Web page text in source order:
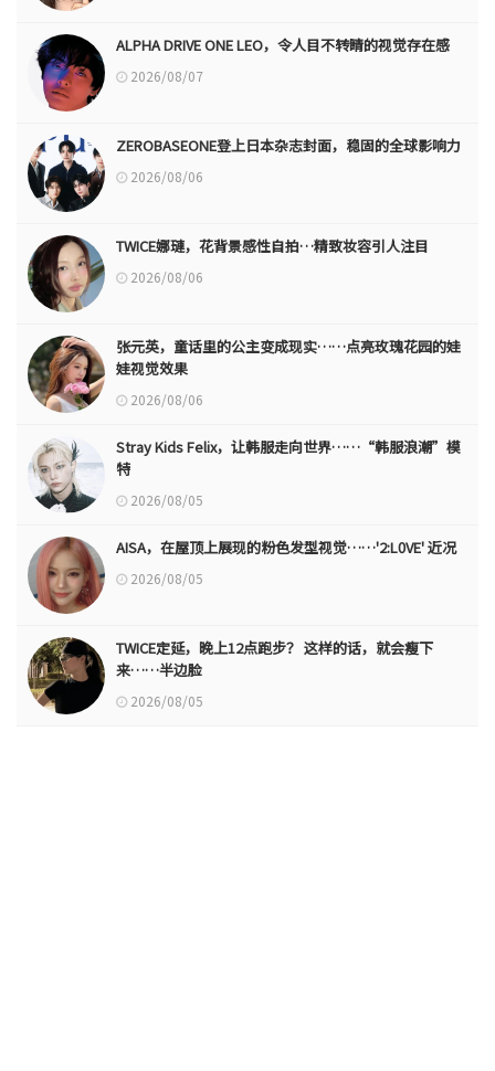
ALPHA DRIVE ONE LEO，令人目不转睛的视觉存在感
2026/08/07
ZEROBASEONE登上日本杂志封面，稳固的全球影响力
2026/08/06
TWICE娜璉，花背景感性自拍…精致妆容引人注目
2026/08/06
张元英，童话里的公主变成现实……点亮玫瑰花园的娃
娃视觉效果
2026/08/06
Stray Kids Felix，让韩服走向世界……“韩服浪潮”模
特
2026/08/05
AISA，在屋顶上展现的粉色发型视觉……'2:L0VE' 近况
2026/08/05
TWICE定延，晚上12点跑步？ 这样的话，就会瘦下
来……半边脸
2026/08/05